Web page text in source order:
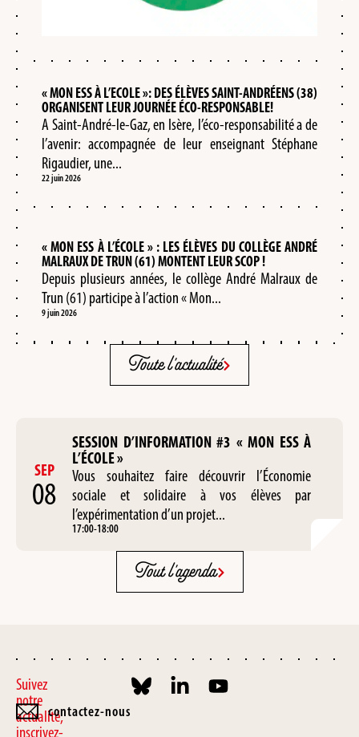
« MON ESS À L’ECOLE »: DES ÉLÈVES SAINT-ANDRÉENS (38)
ORGANISENT LEUR JOURNÉE ÉCO-RESPONSABLE!
A Saint-André-le-Gaz, en Isère, l’éco-responsabilité a de
l’avenir: accompagnée de leur enseignant Stéphane
Rigaudier, une...
22 juin 2026
« MON ESS À L’ÉCOLE » : LES ÉLÈVES DU COLLÈGE ANDRÉ
MALRAUX DE TRUN (61) MONTENT LEUR SCOP !
Depuis plusieurs années, le collège André Malraux de
Trun (61) participe à l’action « Mon...
9 juin 2026
Toute l'actualité
SEP
08
SESSION D’INFORMATION #3 « MON ESS À
L’ÉCOLE »
Vous souhaitez faire découvrir l’Économie
sociale et solidaire à vos élèves par
l’expérimentation d’un projet...
17:00-18:00
Tout l'agenda
Suivez
notre
actualité,
inscrivez-
contactez-nous